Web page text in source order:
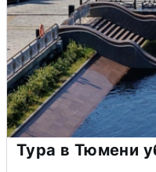
Тура в Тюмени